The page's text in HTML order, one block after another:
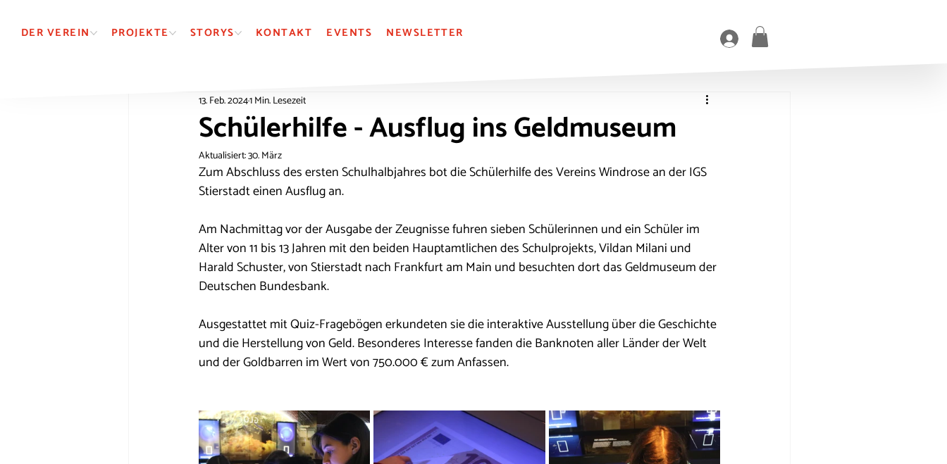
DER VEREIN PROJEKTE STORYS KONTAKT EVENTS NEWSLETTER
Schülerhilfe - Ausflug ins Geldmuseum
13. Feb. 20241 Min. Lesezeit
Aktualisiert:30. März
Zum Abschluss des ersten Schulhalbjahres bot die Schülerhilfe des Vereins Windrose an der IGS
Stierstadt einen Ausflug an.
Am Nachmittag vor der Ausgabe der Zeugnisse fuhren sieben Schülerinnen und ein Schüler im
Alter von 11 bis 13 Jahren mit den beiden Hauptamtlichen des Schulprojekts, Vildan Milani und
Harald Schuster, von Stierstadt nach Frankfurt am Main und besuchten dort das Geldmuseum der
Deutschen Bundesbank.
Ausgestattet mit Quiz-Fragebögen erkundeten sie die interaktive Ausstellung über die Geschichte
und die Herstellung von Geld. Besonderes Interesse fanden die Banknoten aller Länder der Welt
und der Goldbarren im Wert von 750.000 € zum Anfassen.